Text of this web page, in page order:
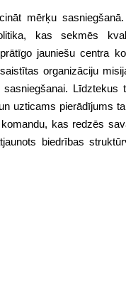
mērķu
kas sekmēs
jauniešu centra
organizāciju
Līdztekus
uzticams pierādījums
kas redzēs
biedrības